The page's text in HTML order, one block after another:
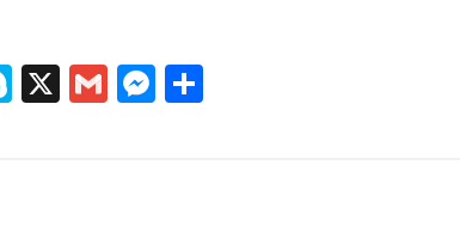
Skype
X GmailMessenger